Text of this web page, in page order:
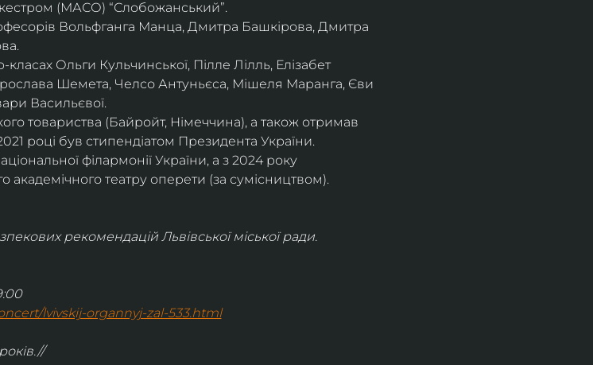
(МАСО) “Слобожанський”.
Вольфганга Манца, Дмитра Башкірова, Дмитра
Ольги Кульчинської, Пілле Лілль, Елізабет
Шемета, Челсо Антуньєса, Мішеля Маранга, Єви
Васильєвої.
товариства (Байройт, Німеччина), а також отримав
році був стипендіатом Президента України.
філармонії України, а з 2024 року
академічного театру оперети (за сумісництвом).
рекомендацій Львівської міської ради.
lvivskij-organnyj-zal-533.html